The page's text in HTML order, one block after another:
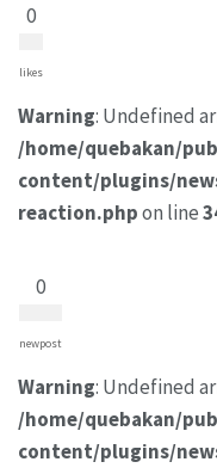
0
likes
Warning: Undefined
/home/quebakan/
content/plugins/
reaction.phpon line
0
newpost
Warning: Undefined
/home/quebakan/
content/plugins/